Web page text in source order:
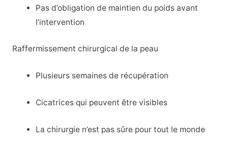
Pas d’obligation de maintien du poids avant
l’intervention
Raffermissement chirurgical de la peau
Plusieurs semaines de récupération
Cicatrices qui peuvent être visibles
La chirurgie n’est pas sûre pour tout le monde